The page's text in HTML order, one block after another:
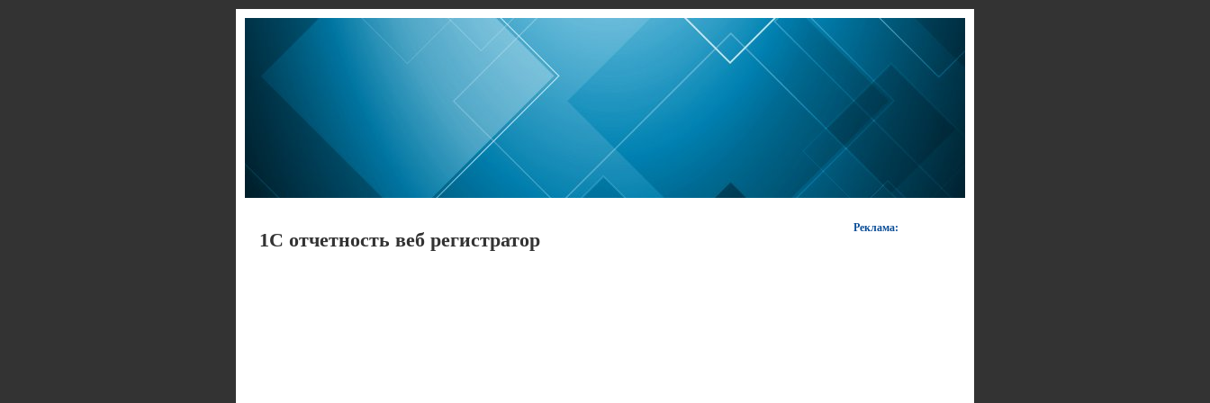
1С отчетность веб регистратор
Реклама: